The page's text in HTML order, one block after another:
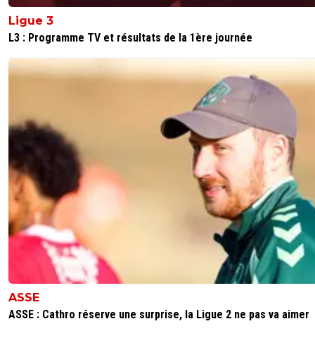
Ligue 3
L3 : Programme TV et résultats de la 1ère journée
ASSE
ASSE : Cathro réserve une surprise, la Ligue 2 ne pas va aimer